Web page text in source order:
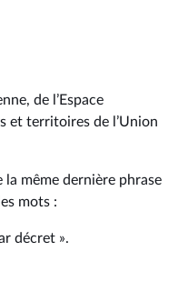
de l’Espace
et territoires de l’Union
la même dernière phrase
mots :
décret ».